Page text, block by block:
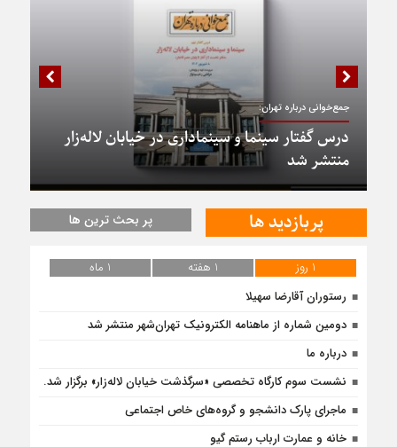
جمع‌خوانی درباره تهران:
درس گفتار سینما و سینماداری در خیابان لاله‌زار
منتشر شد
پربازدید ها پر بحث ترین ها
1 روز 1 هفته
1 ماه
رستوران آقارضا سهیلا
دومین شماره از ماهنامه الکترونیک تهران‌شهر منتشر شد
درباره ما
نشست سوم کارگاه تخصصی «سرگذشت خیابان لاله‌زار» برگزار شد.
ماجرای پارک دانشجو و گروه‌های خاص اجتماعی
خانه و عمارت ارباب رستم گیو